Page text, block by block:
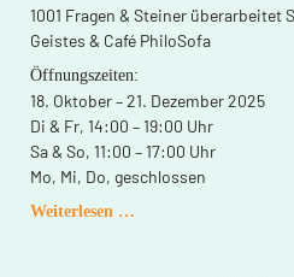
1001 Fragen & Steiner überarbeitet
Geistes & Café PhiloSofa
Öffnungszeiten:
18. Oktober – 21. Dezember 2025
Di & Fr, 14:00 – 19:00 Uhr
Sa & So, 11:00 – 17:00 Uhr
Mo, Mi, Do, geschlossen
Weiterlesen …